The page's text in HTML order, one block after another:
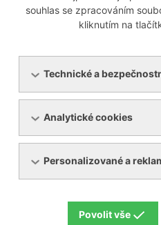
Odborně servisujeme i
trhu, mezi které patří
Elmo Rietschle
Nash Elmo
Aerzen
Gardner Denver
souhlas se zpracováním
kliknutím na
Technické a
Analytické cookies
Personalizované a
Povolit vše